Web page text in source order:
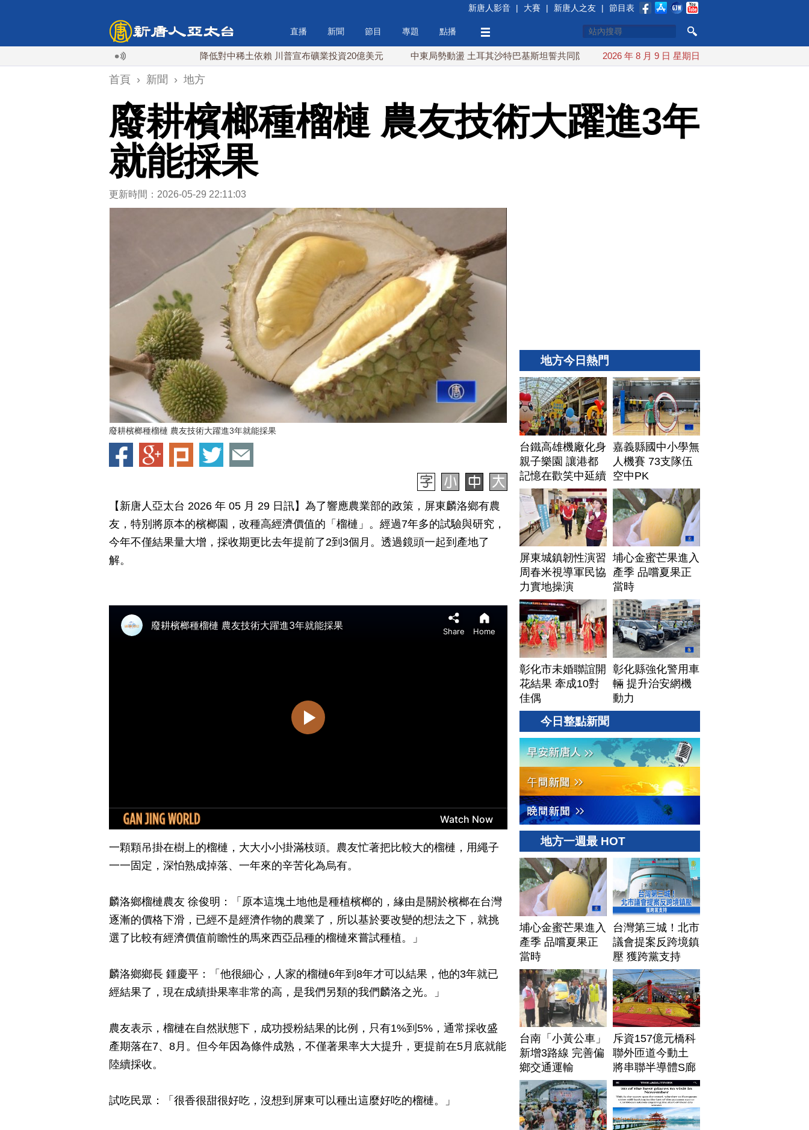
新唐人影音 | 大賽 | 新唐人之友 | 節目表
直播 新聞 節目 專題 點播
降低對中稀土依賴 川普宣布礦業投資20億美元 中東局勢動盪 土耳其沙特巴基斯坦誓共同防禦 漢光實兵濱海緊急出港打擊 賴總統勗勉國軍守護主權
2026 年 8 月 9 日 星期日
首頁 › 新聞 › 地方
廢耕檳榔種榴槤 農友技術大躍進3年
就能採果
更新時間：2026-05-29 22:11:03
廢耕檳榔種榴槤 農友技術大躍進3年就能採果
【新唐人亞太台 2026 年 05 月 29 日訊】為了響應農業部的政策，屏東麟洛鄉有農
友，特別將原本的檳榔園，改種高經濟價值的「榴槤」。經過7年多的試驗與研究，
今年不僅結果量大增，採收期更比去年提前了2到3個月。透過鏡頭一起到產地了
解。
一顆顆吊掛在樹上的榴槤，大大小小掛滿枝頭。農友忙著把比較大的榴槤，用繩子
一一固定，深怕熟成掉落、一年來的辛苦化為烏有。
麟洛鄉榴槤農友 徐俊明：「原本這塊土地他是種植檳榔的，緣由是關於檳榔在台灣
逐漸的價格下滑，已經不是經濟作物的農業了，所以基於要改變的想法之下，就挑
選了比較有經濟價值前瞻性的馬來西亞品種的榴槤來嘗試種植。」
麟洛鄉鄉長 鍾慶平：「他很細心，人家的榴槤6年到8年才可以結果，他的3年就已
經結果了，現在成績掛果率非常的高，是我們另類的我們麟洛之光。」
農友表示，榴槤在自然狀態下，成功授粉結果的比例，只有1%到5%，通常採收盛
產期落在7、8月。但今年因為條件成熟，不僅著果率大大提升，更提前在5月底就能
陸續採收。
試吃民眾：「很香很甜很好吃，沒想到屏東可以種出這麼好吃的榴槤。」
地方今日熱門
台鐵高雄機廠化身
親子樂園 讓港都
記憶在歡笑中延續
嘉義縣國中小學無
人機賽 73支隊伍
空中PK
屏東城鎮韌性演習
周春米視導軍民協
力實地操演
埔心金蜜芒果進入
產季 品嚐夏果正
當時
彰化市未婚聯誼開
花結果 牽成10對
佳偶
彰化縣強化警用車
輛 提升治安網機
動力
今日整點新聞
地方一週最 HOT
埔心金蜜芒果進入
產季 品嚐夏果正
當時
台灣第三城！北市
議會提案反跨境鎮
壓 獲跨黨支持
台南「小黃公車」
新增3路線 完善偏
鄉交通運輸
斥資157億元橋科
聯外匝道今動土
將串聯半導體S廊
帶